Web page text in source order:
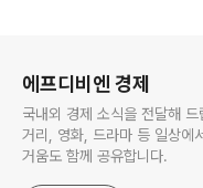
에프디비엔 경제
국내외 경제 소식을 전달해
거리, 영화, 드라마 등 일상에
거움도 함께 공유합니다.